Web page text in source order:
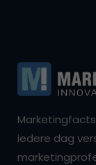
iedere dag